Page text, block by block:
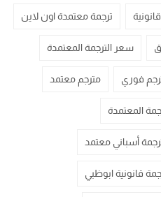
ترجمة معتمدة اون لاين
سعر الترجمة المعتمدة
فوري مترجم معتمد
المعتمدة
أسباني معتمد
قانونية ابوظبي